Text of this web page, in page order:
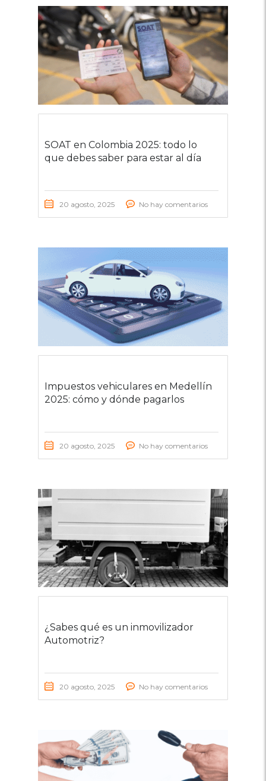
SOAT en Colombia 2025: todo lo
que debes saber para estar al día
20 agosto, 2025 No hay comentarios
Impuestos vehiculares en Medellín
2025: cómo y dónde pagarlos
20 agosto, 2025 No hay comentarios
¿Sabes qué es un inmovilizador
Automotriz?
20 agosto, 2025 No hay comentarios